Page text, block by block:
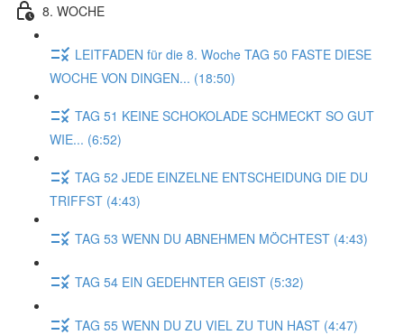
8. WOCHE
LEITFADEN für die 8. Woche TAG 50 FASTE DIESE
WOCHE VON DINGEN... (18:50)
TAG 51 KEINE SCHOKOLADE SCHMECKT SO GUT
WIE... (6:52)
TAG 52 JEDE EINZELNE ENTSCHEIDUNG DIE DU
TRIFFST (4:43)
TAG 53 WENN DU ABNEHMEN MÖCHTEST (4:43)
TAG 54 EIN GEDEHNTER GEIST (5:32)
TAG 55 WENN DU ZU VIEL ZU TUN HAST (4:47)